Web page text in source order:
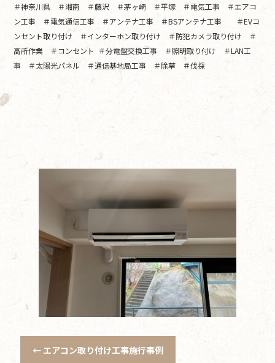
＃神奈川県 ＃湘南 ＃藤沢 ＃茅ヶ崎 ＃平塚 ＃電気工事 ＃エアコ
ン工事 ＃電気通信工事 ＃アンテナ工事 ＃BSアンテナ工事 ＃EVコ
ンセント取り付け ＃インターホン取り付け ＃防犯カメラ取り付け ＃
高所作業 ＃コンセント ＃分電盤交換工事 ＃照明取り付け ＃LAN工
事 ＃太陽光パネル ＃通信基地局工事 ＃除草 ＃伐採
← エアコン取り付け工事施行事例